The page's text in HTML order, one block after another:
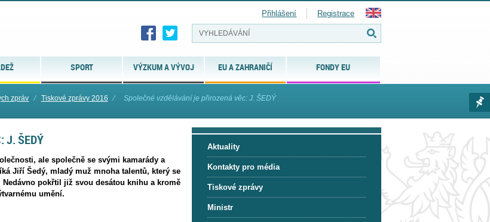
SPORT VÝZKUM A VÝVOJ EU A ZAHRANIČÍ FONDY EU
Přihlášení Registrace
zpráv ⁄ Tiskové zprávy 2016 ⁄ Společné vzdělávání je přirozená věc: J. ŠEDÝ
J. ŠEDÝ
ale společně se svými kamarády a
Jiří Šedý, mladý muž mnoha talentů, který se
pokřtil již svou desátou knihu a kromě
umění.
Aktuality
Kontakty pro média
Tiskové zprávy
Ministr